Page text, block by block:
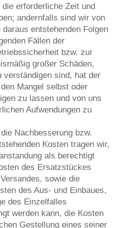
erforderliche Zeit und
andernfalls sind wir von
entstehenden Folgen
Fällen der
bzw. zur
großer Schäden,
verständigen sind, hat der
Mangel selbst oder
zu lassen und von uns
Aufwendungen zu
Nachbesserung bzw.
Kosten tragen wir,
als berechtigt
des Ersatzstückes
sowie die
des Aus- und Einbaues,
des Einzelfalles
werden kann, die Kosten
Gestellung eines seiner